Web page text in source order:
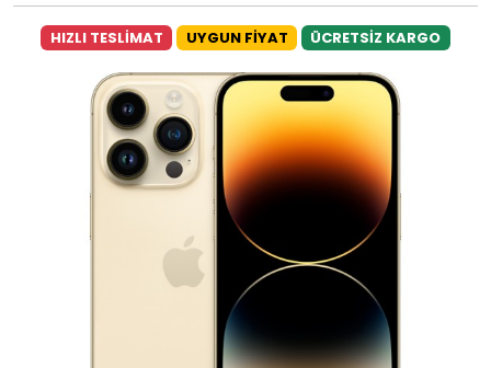
HIZLI TESLİMAT UYGUN FİYAT ÜCRETSİZ KARGO